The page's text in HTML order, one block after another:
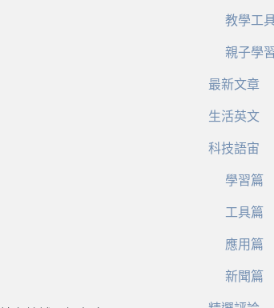
教學工
親子學
最新文章
生活英文
科技語宙
學習篇
工具篇
應用篇
新聞篇